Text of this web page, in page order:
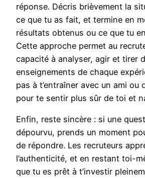
réponse. Décris brièvement la
ce que tu as fait, et termine en
résultats obtenus ou ce que tu
Cette approche permet au
capacité à analyser, agir et tirer
enseignements de chaque
pas à t’entraîner avec un ami ou
pour te sentir plus sûr de toi et
Enfin, reste sincère : si une
dépourvu, prends un moment
de répondre. Les recruteurs
l’authenticité, et en restant toi-
que tu es prêt à t’investir